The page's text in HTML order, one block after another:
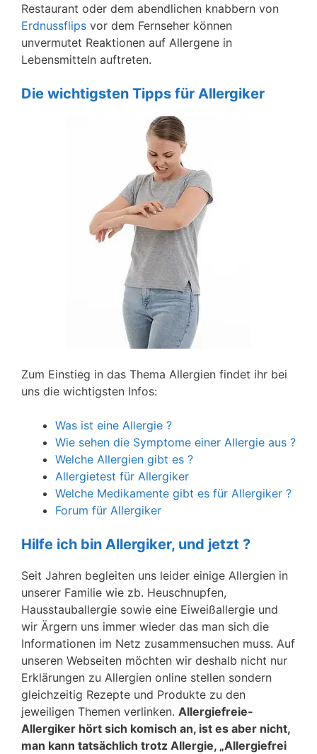
Restaurant oder dem abendlichen knabbern von
Erdnussflips vor dem Fernseher können
unvermutet Reaktionen auf Allergene in
Lebensmitteln auftreten.
Die wichtigsten Tipps für Allergiker
Zum Einstieg in das Thema Allergien findet ihr bei
uns die wichtigsten Infos:
Was ist eine Allergie ?
Wie sehen die Symptome einer Allergie aus ?
Welche Allergien gibt es ?
Allergietest für Allergiker
Welche Medikamente gibt es für Allergiker ?
Forum für Allergiker
Hilfe ich bin Allergiker, und jetzt ?
Seit Jahren begleiten uns leider einige Allergien in
unserer Familie wie zb. Heuschnupfen,
Hausstauballergie sowie eine Eiweißallergie und
wir Ärgern uns immer wieder das man sich die
Informationen im Netz zusammensuchen muss. Auf
unseren Webseiten möchten wir deshalb nicht nur
Erklärungen zu Allergien online stellen sondern
gleichzeitig Rezepte und Produkte zu den
jeweiligen Themen verlinken. Allergiefreie-
Allergiker hört sich komisch an, ist es aber nicht,
man kann tatsächlich trotz Allergie, „Allergiefrei